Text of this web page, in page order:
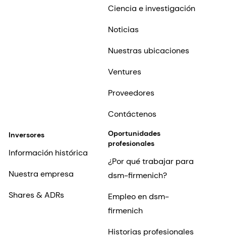
Ciencia e investigación
Noticias
Nuestras ubicaciones
Ventures
Proveedores
Contáctenos
Inversores
Información histórica
Nuestra empresa
Shares & ADRs
Oportunidades
profesionales
¿Por qué trabajar para
dsm-firmenich?
Empleo en dsm-
firmenich
Historias profesionales